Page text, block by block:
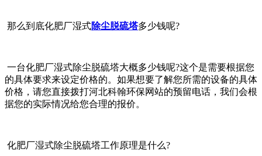
那么到底化肥厂湿式除尘脱硫塔多少钱呢?
一台化肥厂湿式除尘脱硫塔大概多少钱呢?这个是需要根据您
的具体要求来设定价格的。如果想要了解您所需的设备的具体
价格，请您直接拨打河北科翰环保网站的预留电话，我们会根
据您的实际情况给您合理的报价。
化肥厂湿式除尘脱硫塔工作原理是什么?